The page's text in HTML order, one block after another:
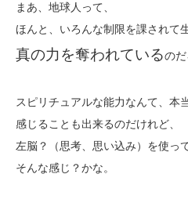
まあ、地球人って、
ほんと、いろんな制限を課されて
真の力を奪われているのだ
スピリチュアルな能力なんて、本
感じることも出来るのだけれど、
左脳？（思考、思い込み）を使っ
そんな感じ？かな。